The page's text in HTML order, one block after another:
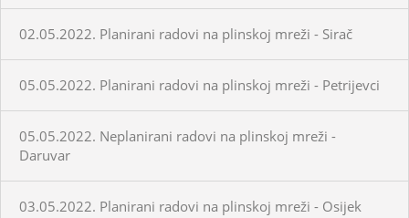
02.05.2022. Planirani radovi na plinskoj mreži - Sirač
05.05.2022. Planirani radovi na plinskoj mreži - Petrijevci
05.05.2022. Neplanirani radovi na plinskoj mreži -
Daruvar
03.05.2022. Planirani radovi na plinskoj mreži - Osijek